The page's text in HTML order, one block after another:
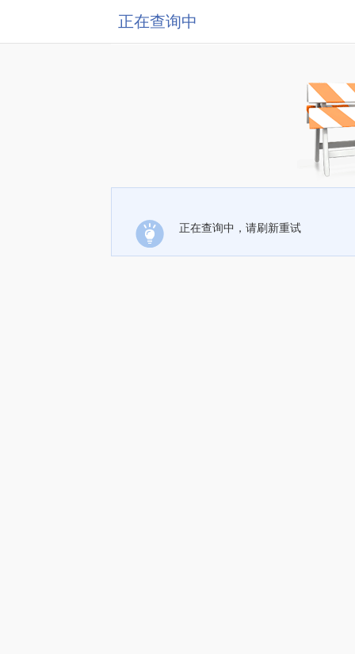
正在查询中
正在查询中，请刷新重试